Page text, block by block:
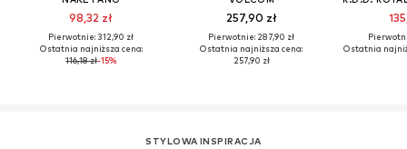
98,32 zł
Pierwotnie: 312,90 zł
Ostatnia najniższa cena:
116,18 zł-15%
257,90 zł
Pierwotnie: 287,90 zł
Ostatnia najniższa cena:
257,90 zł
Ostatnia
STYLOWA INSPIRACJA